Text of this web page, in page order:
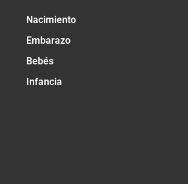
Nacimiento
Embarazo
Bebés
Infancia